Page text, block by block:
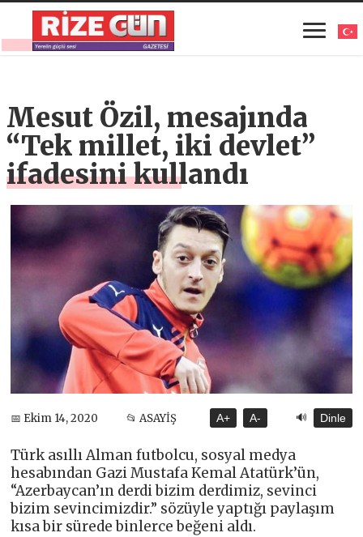
Mesut Özil, mesajında
“Tek millet, iki devlet”
ifadesini kullandı
📅 Ekim 14, 2020 📂 ASAYİŞ A+ A- 🔊 Dinle
Türk asıllı Alman futbolcu, sosyal medya
hesabından Gazi Mustafa Kemal Atatürk’ün,
“Azerbaycan’ın derdi bizim derdimiz, sevinci
bizim sevincimizdir.” sözüyle yaptığı paylaşım
kısa bir sürede binlerce beğeni aldı.